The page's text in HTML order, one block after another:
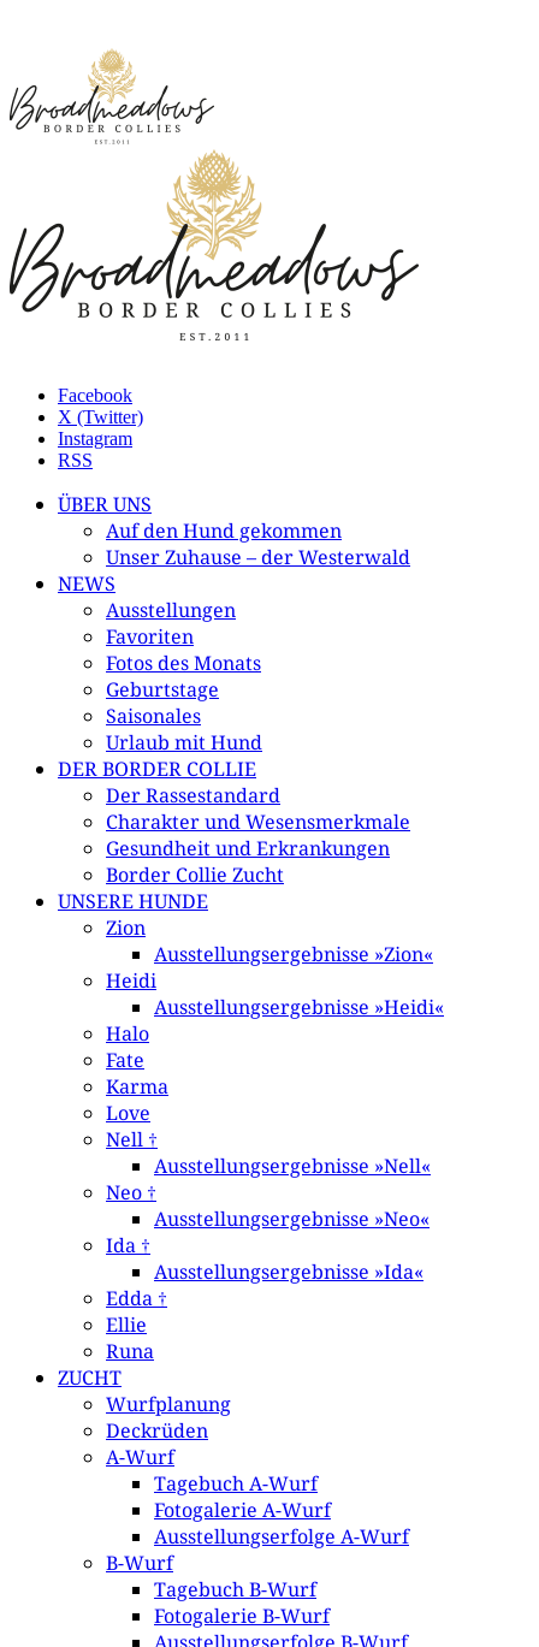
Facebook
X (Twitter)
Instagram
RSS
ÜBER UNS
Auf den Hund gekommen
Unser Zuhause – der Westerwald
NEWS
Ausstellungen
Favoriten
Fotos des Monats
Geburtstage
Saisonales
Urlaub mit Hund
DER BORDER COLLIE
Der Rassestandard
Charakter und Wesensmerkmale
Gesundheit und Erkrankungen
Border Collie Zucht
UNSERE HUNDE
Zion
Ausstellungsergebnisse »Zion«
Heidi
Ausstellungsergebnisse »Heidi«
Halo
Fate
Karma
Love
Nell †
Ausstellungsergebnisse »Nell«
Neo †
Ausstellungsergebnisse »Neo«
Ida †
Ausstellungsergebnisse »Ida«
Edda †
Ellie
Runa
ZUCHT
Wurfplanung
Deckrüden
A-Wurf
Tagebuch A-Wurf
Fotogalerie A-Wurf
Ausstellungserfolge A-Wurf
B-Wurf
Tagebuch B-Wurf
Fotogalerie B-Wurf